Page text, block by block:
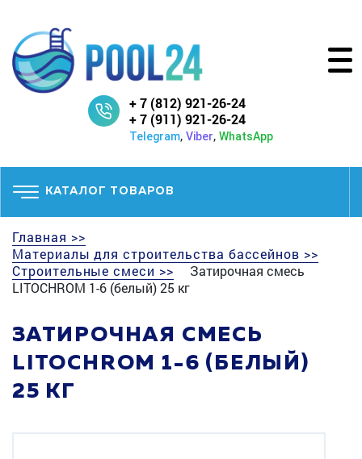
+ 7 (812) 921-26-24
+ 7 (911) 921-26-24
Telegram, Viber, WhatsApp
КАТАЛОГ ТОВАРОВ
Главная >>
Материалы для строительства бассейнов >>
Строительные смеси >>
Затирочная смесь
LITOCHROM 1-6 (белый) 25 кг
ЗАТИРОЧНАЯ СМЕСЬ
LITOCHROM 1-6 (БЕЛЫЙ)
25 КГ